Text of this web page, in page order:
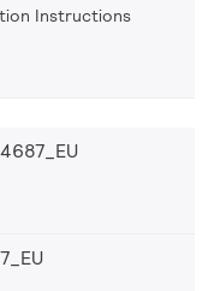
Instructions